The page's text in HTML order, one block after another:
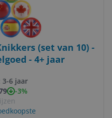
(set van 10) -
- 4+ jaar
3-6 jaar
-3%